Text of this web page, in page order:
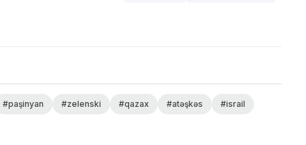
#paşinyan #zelenski #qazax #atəşkəs
#israil